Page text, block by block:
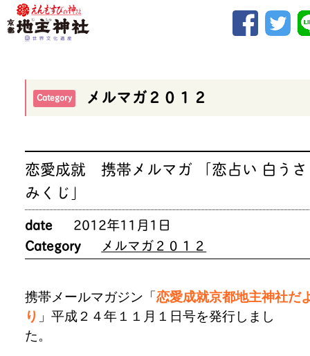
Category メルマガ２０１２
恋愛成就 携帯メルマガ 「恋占い 白う
みくじ」
date
2012年11月1日
Category
メルマガ２０１２
携帯メールマガジン「恋愛成就京都地主神社だ
り 」平成２４年１１月１日号を発行しまし